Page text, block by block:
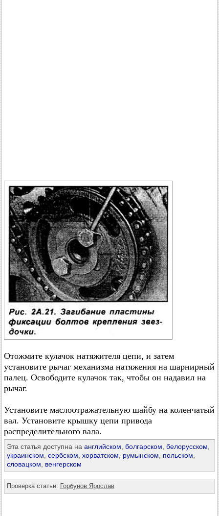
Отожмите кулачок натяжителя цепи, и затем
установите рычаг механизма натяжения на шарнирный
палец. Освободите кулачок так, чтобы он надавил на
рычаг.
Установите маслоотражательную шайбу на коленчатый
вал. Установите крышку цепи привода
распределительного вала.
Эта статья доступна на английском болгарском белорусском
украинском сербском хорватском румынском польском
словацком
венгерском
Проверка статьи: Горбунов Ярослав